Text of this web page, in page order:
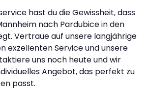
hast du die Gewissheit, dass
nach Pardubice in den
Vertraue auf unsere langjährige
exzellenten Service und unsere
uns noch heute und wir
Angebot, das perfekt zu
passt.